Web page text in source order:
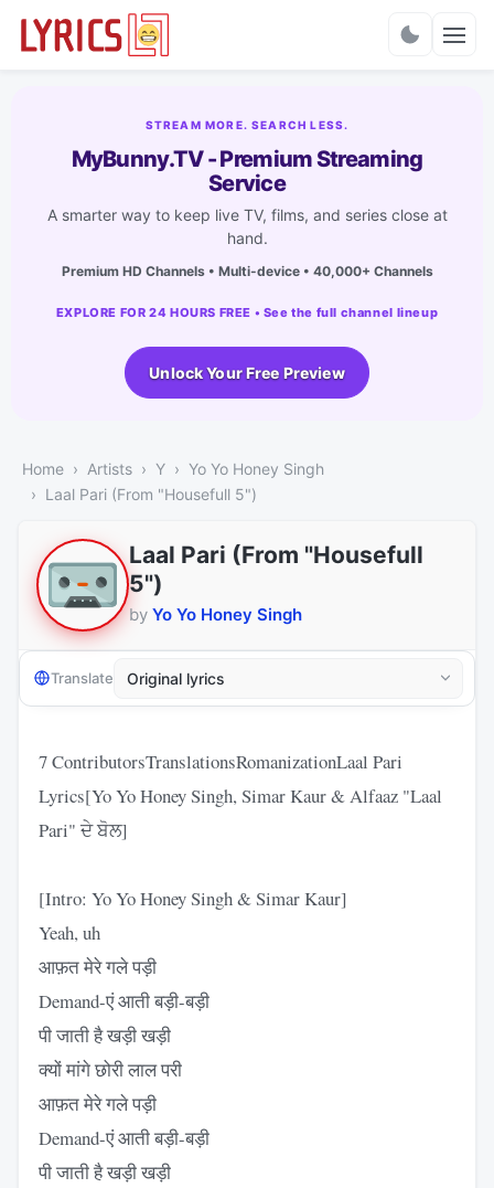
STREAM MORE. SEARCH LESS.
MyBunny.TV - Premium Streaming
Service
A smarter way to keep live TV, films, and series close at
hand.
Premium HD Channels • Multi-device • 40,000+ Channels
EXPLORE FOR 24 HOURS FREE • See the full channel lineup
Unlock Your Free Preview
Home Artists Y
Yo Yo Honey Singh
Laal Pari (From "Housefull 5")
Laal Pari (From "Housefull
5")
by Yo Yo Honey Singh
Translate
7 ContributorsTranslationsRomanizationLaal Pari
Lyrics[Yo Yo Honey Singh, Simar Kaur & Alfaaz "Laal
Pari" ਦੇ ਬੋਲ]
[Intro: Yo Yo Honey Singh & Simar Kaur]
Yeah, uh
आफ़त मेरे गले पड़ी
Demand-एं आती बड़ी-बड़ी
पी जाती है खड़ी खड़ी
क्यों मांगे छोरी लाल परी
आफ़त मेरे गले पड़ी
Demand-एं आती बड़ी-बड़ी
पी जाती है खड़ी खड़ी